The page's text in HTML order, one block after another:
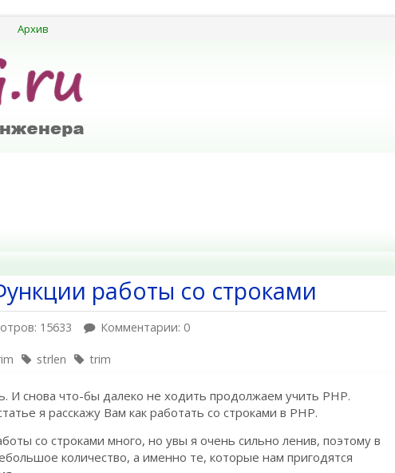
Архив
работы со строками
15633
Комментарии: 0
strlen trim
И снова что-бы далеко не ходить продолжаем учить PHP.
я расскажу Вам как работать со строками в PHP.
со строками много, но увы я очень сильно ленив, поэтому в
количество, а именно те, которые нам пригодятся